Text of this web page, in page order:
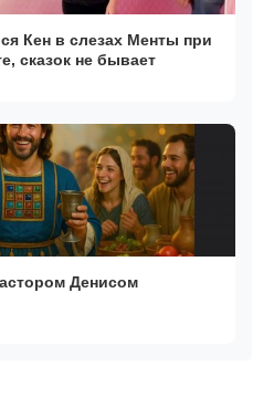
при
сказок не бывает
Денисом